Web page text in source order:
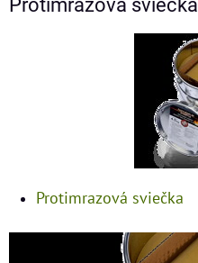
Protimrazová sviečka
Protimrazová sviečka